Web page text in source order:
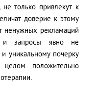
не только привлекут к
доверие к этому
ненужных рекламаций
и запросы явно не
уникальному почерку
целом положительно